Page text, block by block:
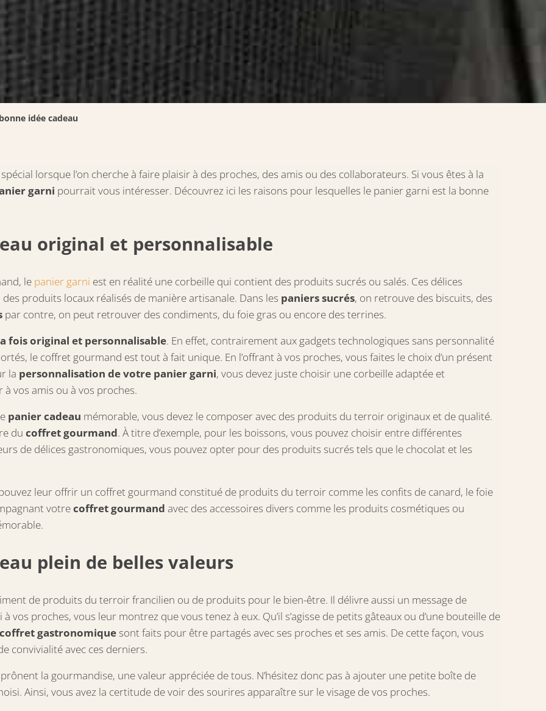
idée cadeau
lorsque l’on cherche à faire plaisir à des proches, des amis ou des collaborateurs. Si vous êtes à la
garni pourrait vous intéresser. Découvrez ici les raisons pour lesquelles le panier garni est la bonne
original et personnalisable
le panier garni est en réalité une corbeille qui contient des produits sucrés ou salés. Ces délices
produits locaux réalisés de manière artisanale. Dans les paniers sucrés, on retrouve des biscuits, des
par contre, on peut retrouver des condiments, du foie gras ou encore des terrines.
fois original et personnalisable. En effet, contrairement aux gadgets technologiques sans personnalité
le coffret gourmand est tout à fait unique. En l’offrant à vos proches, vous faites le choix d’un présent
la personnalisation de votre panier garni, vous devez juste choisir une corbeille adaptée et
vos amis ou à vos proches.
panier cadeau mémorable, vous devez le composer avec des produits du terroir originaux et de qualité.
ducoffret gourmand. À titre d’exemple, pour les boissons, vous pouvez choisir entre différentes
de délices gastronomiques, vous pouvez opter pour des produits sucrés tels que le chocolat et les
leur offrir un coffret gourmand constitué de produits du terroir comme les confits de canard, le foie
votrecoffret gourmand avec des accessoires divers comme les produits cosmétiques ou
plein de belles valeurs
de produits du terroir francilien ou de produits pour le bien-être. Il délivre aussi un message de
proches, vous leur montrez que vous tenez à eux. Qu’il s’agisse de petits gâteaux ou d’une bouteille de
coffret gastronomique sont faits pour être partagés avec ses proches et ses amis. De cette façon, vous
convivialité avec ces derniers.
la gourmandise, une valeur appréciée de tous. N’hésitez donc pas à ajouter une petite boîte de
Ainsi, vous avez la certitude de voir des sourires apparaître sur le visage de vos proches.